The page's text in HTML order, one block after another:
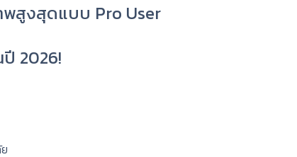
พสูงสุดแบบ Pro User
2026!